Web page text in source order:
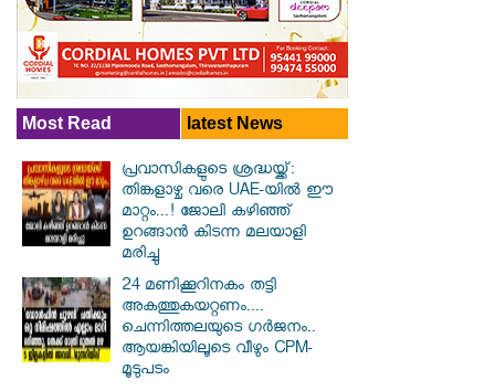
Most Read latest News
പ്രവാസികളുടെ ശ്രദ്ധയ്ക്ക്:
തിങ്കളാഴ്ച വരെ UAE-യിൽ ഈ
മാറ്റം...! ജോലി കഴിഞ്ഞ്
ഉറങ്ങാൻ കിടന്ന മലയാളി
മരിച്ചു
24 മണിക്കൂറിനകം തട്ടി
അകത്തുകയറ്റണം....
ചെന്നിത്തലയുടെ ഗർജനം..
ആയങ്കിയിലൂടെ വീഴും CPM-
മൂടുപടം